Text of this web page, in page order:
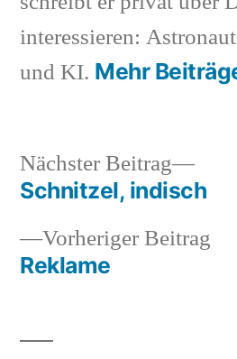
interessieren:
und KI. Mehr
Vorheriger Beitrag
Reklame
Nächster Beitrag
Schnitzel, indisch